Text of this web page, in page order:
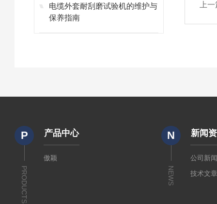
电缆外套耐刮磨试验机的维护与
保养指南
上
P
PRODUCTS
产品中心
傲颖
N
NEWS
新闻
公司新
技术文